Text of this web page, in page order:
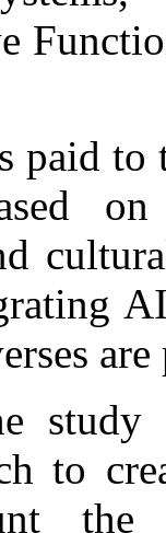
paid
are
study
to
the